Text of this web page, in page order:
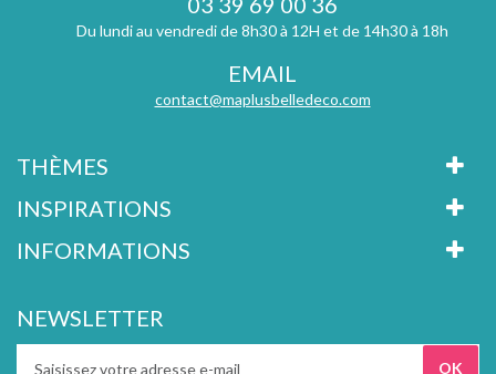
Du lundi au vendredi de 8h30 à 12H et de 14h30 à 18h
EMAIL
contact@maplusbelledeco.com
THÈMES
INSPIRATIONS
INFORMATIONS
NEWSLETTER